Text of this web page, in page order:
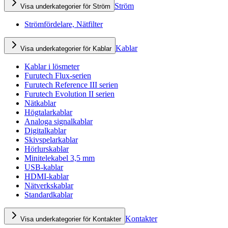
Visa underkategorier för Ström Ström
Strömfördelare, Nätfilter
Visa underkategorier för Kablar Kablar
Kablar i lösmeter
Furutech Flux-serien
Furutech Reference III serien
Furutech Evolution II serien
Nätkablar
Högtalarkablar
Analoga signalkablar
Digitalkablar
Skivspelarkablar
Hörlurskablar
Minitelekabel 3,5 mm
USB-kablar
HDMI-kablar
Nätverkskablar
Standardkablar
Visa underkategorier för Kontakter Kontakter